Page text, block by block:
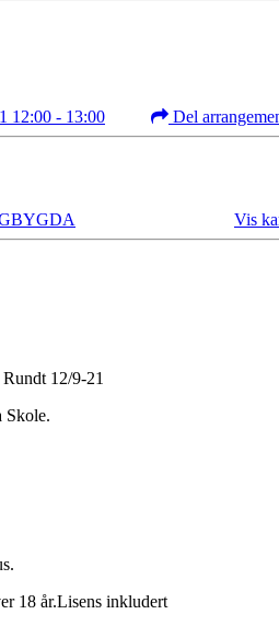
12:00 - 13:00 Del
Vis
12/9-21
Skole.
18 år.Lisens inkludert